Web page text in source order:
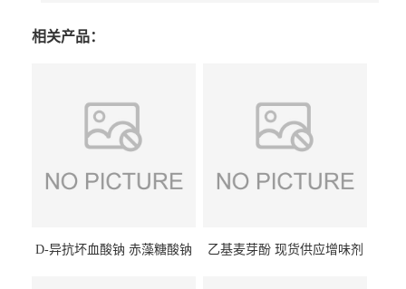
相关产品：
D-异抗坏血酸钠 赤藻糖酸钠
乙基麦芽酚 现货供应增味剂